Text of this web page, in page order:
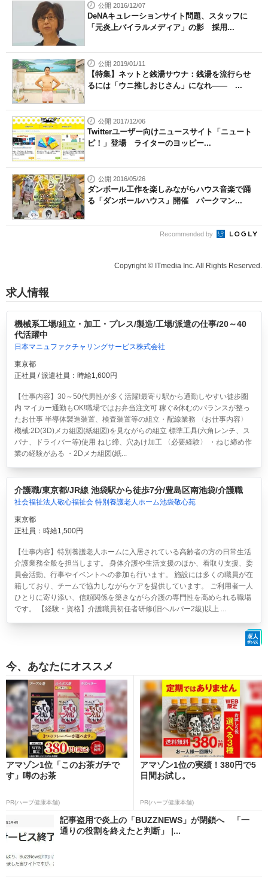
公開 2016/12/07
DeNAキュレーションサイト問題、スタッフに
「元炎上バイラルメディア」の影 採用...
公開 2019/01/11
【特集】ネットと銭湯サウナ：銭湯を流行らせ
るには「ウニ推しおじさん」になれ―― ...
公開 2017/12/06
Twitterユーザー向けニュースサイト「ニュート
ピ！」登場 ライターのヨッピー...
公開 2016/05/26
ダンボール工作を楽しみながらハウス音楽で踊
る「ダンボールハウス」開催 パークマン...
Recommended by
Copyright © ITmedia Inc. All Rights Reserved.
求人情報
機械系工場/組立・加工・プレス/製造/工場/派遣の仕事/20～40
代活躍中
日本マニュファクチャリングサービス株式会社
東京都
正社員 / 派遣社員：時給1,600円
【仕事内容】30～50代男性が多く活躍!最寄り駅から通勤しやすい徒歩圏
内 マイカー通勤もOK!職場ではお弁当注文可 稼ぐ&休むのバランスが整っ
たお仕事 半導体製造装置、検査装置等の組立・配線業務 〈お仕事内容〉
機械:2D(3D)メカ組図(紙組図)を見ながらの組立 標準工具(六角レンチ、ス
パナ、ドライバー等)使用 ねじ締、穴あけ加工 〈必要経験〉 ・ねじ締め作
業の経験がある ・2Dメカ組図(紙...
介護職/東京都/JR線 池袋駅から徒歩7分/豊島区南池袋/介護職
社会福祉法人敬心福祉会 特別養護老人ホーム池袋敬心苑
東京都
正社員：時給1,500円
【仕事内容】特別養護老人ホームに入居されている高齢者の方の日常生活
介護業務全般を担当します。 身体介護や生活支援のほか、看取り支援、委
員会活動、行事やイベントへの参加も行います。 施設には多くの職員が在
籍しており、チームで協力しながらケアを提供しています。 ご利用者一人
ひとりに寄り添い、信頼関係を築きながら介護の専門性を高められる職場
です。 【経験・資格】介護職員初任者研修(旧ヘルパー2級)以上 ...
今、あなたにオススメ
アマゾン1位「このお茶ガチで
す」噂のお茶
PR(ハーブ健康本舗)
アマゾン1位の実績！380円で5
日間お試し。
PR(ハーブ健康本舗)
記事盗用で炎上の「BUZZNEWS」が閉鎖へ 「一
通りの役割を終えたと判断」 |...